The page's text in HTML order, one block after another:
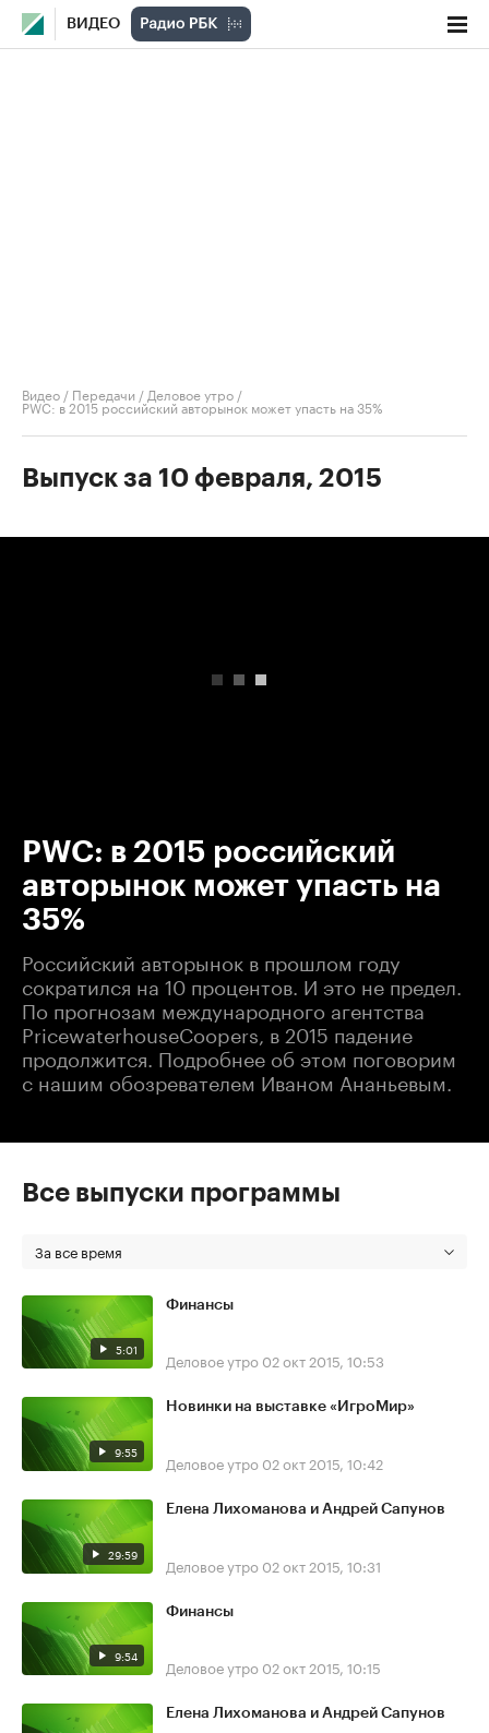
ВИДЕО
Видео / Передачи / Деловое утро /
PWC: в 2015 российский авторынок может упасть на 35%
Выпуск за 10 февраля, 2015
PWC: в 2015 российский
авторынок может упасть на
35%
Российский авторынок в прошлом году
сократился на 10 процентов. И это не предел.
По прогнозам международного агентства
PricewaterhouseCoopers, в 2015 падение
продолжится. Подробнее об этом поговорим
с нашим обозревателем Иваном Ананьевым.
Все выпуски программы
За все время
5:01
Финансы
Деловое утро 02 окт 2015, 10:53
9:55
Новинки на выставке «ИгроМир»
Деловое утро 02 окт 2015, 10:42
29:59
Елена Лихоманова и Андрей Сапунов
Деловое утро 02 окт 2015, 10:31
9:54
Финансы
Деловое утро 02 окт 2015, 10:15
Елена Лихоманова и Андрей Сапунов